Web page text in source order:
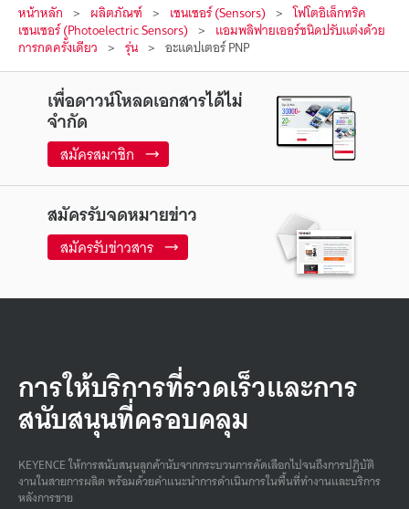
หน้าหลัก ผลิตภัณฑ์ เซนเซอร์ (Sensors) โฟโตอิเล็กทริค
เซนเซอร์ (Photoelectric Sensors) แอมพลิฟายเออร์ชนิดปรับแต่งด้วย
การกดครั้งเดียว รุ่น อะแดปเตอร์ PNP
เพื่อดาวน์โหลดเอกสารได้ไม่
จำกัด
สมัครสมาชิก
สมัครรับจดหมายข่าว
สมัครรับข่าวสาร
การให้บริการที่รวดเร็วและการ
สนับสนุนที่ครอบคลุม
KEYENCE ให้การสนับสนุนลูกค้านับจากกระบวนการคัดเลือกไปจนถึงการปฏิบัติ
งานในสายการผลิต พร้อมด้วยคําแนะนําการดําเนินการในพื้นที่ทํางานและบริการ
หลังการขาย